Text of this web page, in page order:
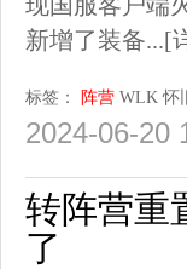
新增了装备...[
标签： 阵营 WLK 怀
2024-06-20
转阵营重
了